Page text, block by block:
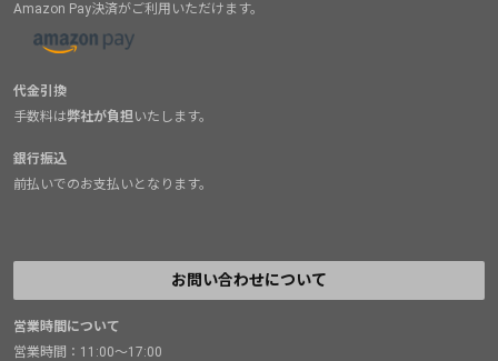
Amazon Pay決済がご利用いただけます。
代金引換
手数料は弊社が負担いたします。
銀行振込
前払いでのお支払いとなります。
お問い合わせについて
営業時間について
営業時間：11:00～17:00